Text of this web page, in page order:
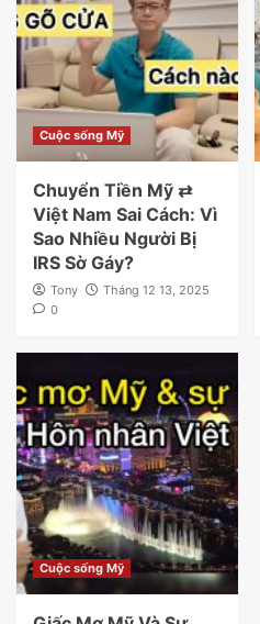
Cuộc sống Mỹ
Chuyển Tiền Mỹ ⇄
Việt Nam Sai Cách: Vì
Sao Nhiều Người Bị
IRS Sờ Gáy?
Tony
Tháng 12 13, 2025
0
Cuộc sống Mỹ